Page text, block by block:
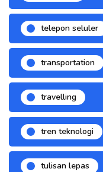
telepon seluler
transportation
travelling
tren teknologi
tulisan lepas